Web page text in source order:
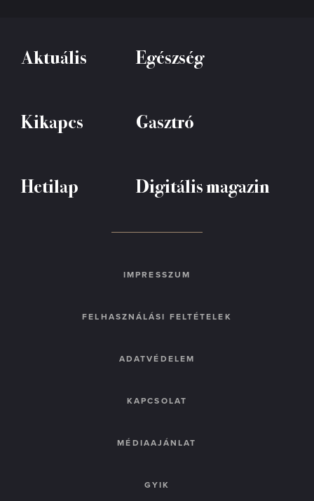
Aktuális Egészség
Kikapcs Gasztró
Hetilap Digitális magazin
IMPRESSZUM
FELHASZNÁLÁSI FELTÉTELEK
ADATVÉDELEM
KAPCSOLAT
MÉDIAAJÁNLAT
GYIK